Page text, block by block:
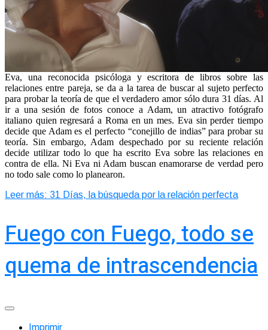
Eva, una reconocida psicóloga y escritora de libros sobre las
relaciones entre pareja, se da a la tarea de buscar al sujeto perfecto
para probar la teoría de que el verdadero amor sólo dura 31 días. Al
ir a una sesión de fotos conoce a Adam, un atractivo fotógrafo
italiano quien regresará a Roma en un mes. Eva sin perder tiempo
decide que Adam es el perfecto “conejillo de indias” para probar su
teoría. Sin embargo, Adam despechado por su reciente relación
decide utilizar todo lo que ha escrito Eva sobre las relaciones en
contra de ella. Ni Eva ni Adam buscan enamorarse de verdad pero
no todo sale como lo planearon.
Leer más: 31 Días, la búsqueda por la relación perfecta
Fuego con Fuego, todo se
quema de intrascendencia